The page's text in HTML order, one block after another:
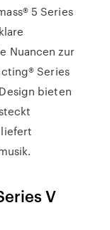
5 Series
Nuancen zur
Series
bieten
V